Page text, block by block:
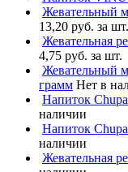
Жевательный
13,20 руб. за шт.
Жевательная
4,75 руб. за шт.
Жевательный
грамм Нет в
Напиток
наличии
Напиток
наличии
Жевательная